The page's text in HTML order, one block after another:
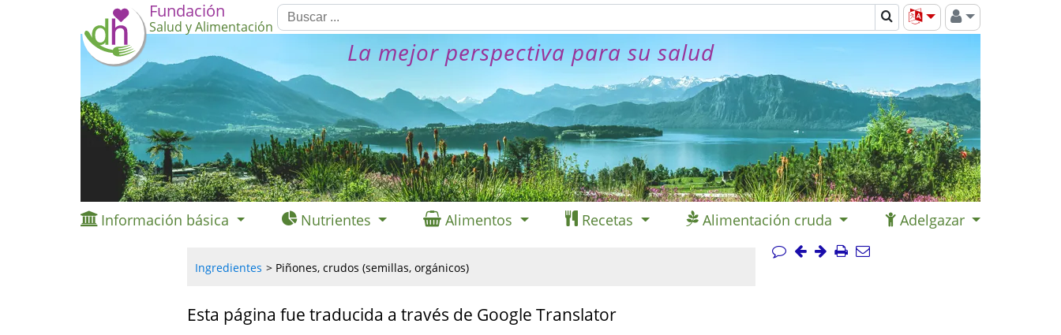
Fundación
Salud y Alimentación
La mejor perspectiva para su salud
Información básica Nutrientes Alimentos Recetas Alimentación cruda Adelgazar
Ingredientes Piñones, crudos (semillas, orgánicos)
Esta página fue traducida a través de Google Translator